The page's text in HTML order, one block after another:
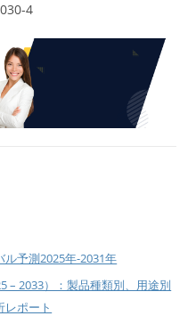
4
予測2025年-2031年
– 2033）：製品種類別、用途別
レポート